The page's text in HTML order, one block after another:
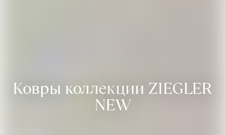
Ковры коллекции ZIEGLER
NEW